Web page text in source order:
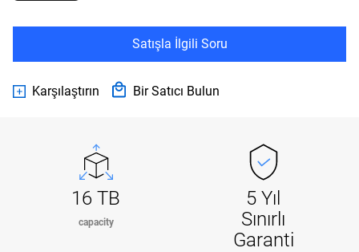
Satışla İlgili Soru
Karşılaştırın Bir Satıcı Bulun
16 TB
capacity
5 Yıl
Sınırlı
Garanti